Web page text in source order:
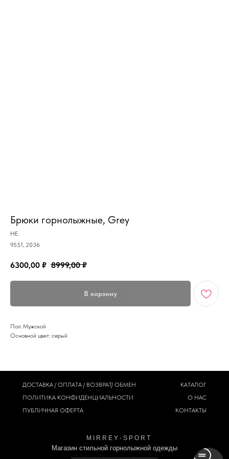
Брюки горнолыжные, Grey
HE
9551, 2036
6300,00 ₽ 8999,00 ₽
В корзину
Пол: Мужской
Основной цвет: серый
M I R R E Y - S P O R T
Магазин стильной горнолыжной одежды
ДОСТАВКА / ОПЛАТА / ВОЗВРАТ/ ОБМЕН
ПОЛИТИКА КОНФИДЕНЦИАЛЬНОСТИ
ПУБЛИЧНАЯ ОФЕРТА
КАТАЛОГ
О НАС
КОНТАКТЫ